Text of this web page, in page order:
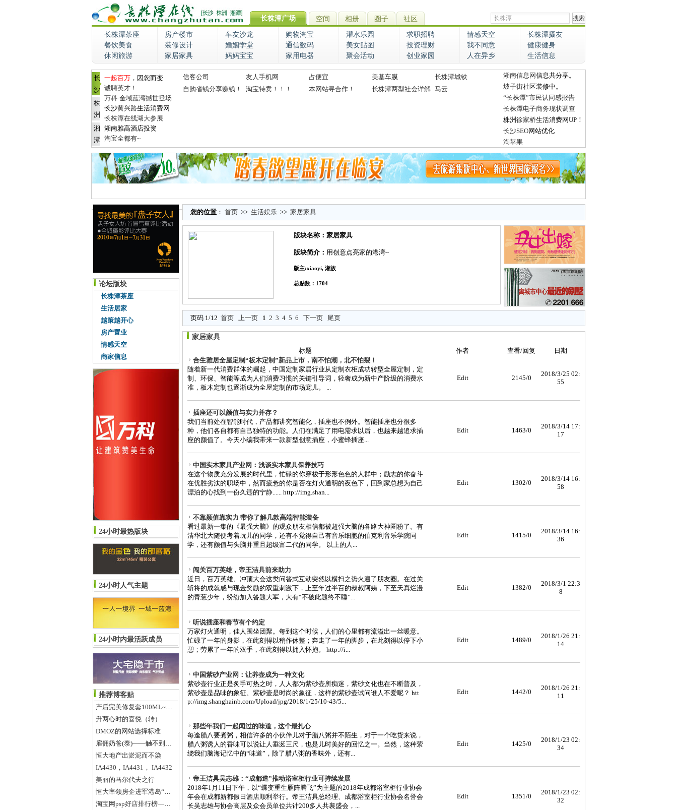
长株潭广场 空间 相册 圈子 社区
长株潭茶座 房产楼市 车友沙龙 购物淘宝 灌水乐园 求职招聘 情感天空
长株潭摄友
餐饮美食
装修设计 婚姻学堂 通信数码 美女贴图 投资理财 我不同意
健康健身
休闲旅游
家居家具 妈妈宝宝 家用电器 聚会活动 创业家园 人在异乡 生活信息
长
沙
株
洲
湘
潭
一起百万 ，因您而变
诚聘英才！
万科·金域蓝湾撼世登场
长沙黄兴路生活消费网
长株潭在线湖大参展
湖南雅高酒店投资
淘宝全都有~
信客公司 友人手机网 占便宜 美基车膜
长株潭城铁
自购省钱分享赚钱！
淘宝特卖！！！ 本网站寻合作！ 长株潭两型社会详解 马云
湖南信息网信息共分享。
坡子街社区装修中。
“长株潭”市民认同感报告
长株潭电子商务现状调查
株洲徐家桥生活消费网UP！
长沙SEO网站优化
淘苹果
论坛版块
长株潭茶座
生活居家
越策越开心
房产置业
情感天空
商家信息
24小时最热版块
24小时人气主题
24小时内最活跃成员
推荐博客贴
产后完美修复套100ML~消除妊娠纹，收紧肌肤，创造完美腹部
升两心时的喜悦（转）
DMOZ的网站选择标准
雇佣奶爸(泰)——触不到的爱情
恒大地产出淤泥而不染
IA4430，IA4431， IA4432
美丽的马尔代夫之行
恒大率领房企进军港岛“淘金”
淘宝网psp好店排行榜——小文：我体验的psp生活！
您的位置 ： 首页 >> 生活娱乐 >> 家居家具
版块名称：家居家具
版块简介： 用创意点亮家的港湾~
版主:xiaoyi, 湘族
总贴数：1704
页码 1/12 首页 上一页 1 2 3 4 5 6 下一页 尾页
家居家具
标题
作者 查看/回复
日期
合生雅居全屋定制“板木定制”新品上市，南不怕潮，北不怕裂！
随着新一代消费群体的崛起，中国定制家居行业从定制衣柜成功转型全屋定制，定
制、环保、智能等成为人们消费习惯的关键引导词，轻奢成为新中产阶级的消费水
准，板木定制也逐渐成为全屋定制的市场宠儿。 ...
Edit 2145/0
2018/3/25 02:
55
插座还可以颜值与实力并存？
我们当前处在智能时代，产品都讲究智能化，插座也不例外。智能插座也分很多
种，他们各自都有自己独特的功能。人们在满足了用电需求以后，也越来越追求插
座的颜值了。今天小编我带来一款新型创意插座，小蜜蜂插座...
Edit 1463/0
2018/3/14 17:
17
中国实木家具产业网：浅谈实木家具保养技巧
在这个物质充分发展的时代里，忙碌的你穿梭于形形色色的人群中；励志的你奋斗
在优胜劣汰的职场中，然而疲惫的你是否在灯火通明的夜色下，回到家总想为自己
漂泊的心找到一份久违的宁静...... http://img.shan...
Edit 1302/0
2018/3/14 16:
58
不靠颜值靠实力 带你了解几款高端智能装备
看过最新一集的《最强大脑》的观众朋友相信都被超强大脑的各路大神圈粉了。有
清华北大随便考着玩儿的同学，还有不觉得自己有音乐细胞的伯克利音乐学院同
学，还有颜值与头脑并重且超级富二代的同学。 以上的人...
Edit 1415/0
2018/3/14 16:
36
闯关百万英雄，帝王洁具前来助力
近日，百万英雄、冲顶大会这类问答式互动突然以横扫之势火遍了朋友圈。在过关
斩将的成就感与现金奖励的双重刺激下，上至年过半百的叔叔阿姨，下至天真烂漫
的青葱少年，纷纷加入答题大军，大有“不破此题终不睡”...
Edit 1382/0
2018/3/1 22:3
8
听说插座和春节有个约定
万家灯火通明，佳人围坐团聚。每到这个时候，人们的心里都有流溢出一丝暖意。
忙碌了一年的身影，在此刻得以稍作休整；奔走了一年的脚步，在此刻得以停下小
憩；劳累了一年的双手，在此刻得以拥入怀抱。 http://i...
Edit 1489/0
2018/1/26 21:
14
中国紫砂产业网：让养壶成为一种文化
紫砂壶行业正是炙手可热之时，人人都为紫砂壶所痴迷，紫砂文化也在不断普及，
紫砂壶是品味的象征、紫砂壶是时尚的象征，这样的紫砂壶试问谁人不爱呢？ htt
p://img.shanghainb.com/Upload/jpg/2018/1/25/10-43/5...
Edit 1442/0
2018/1/26 21:
11
那些年我们一起闻过的味道，这个最扎心
每逢腊八要煮粥，相信许多的小伙伴儿对于腊八粥并不陌生，对于一个吃货来说，
腊八粥诱人的香味可以说让人垂涎三尺，也是儿时美好的回忆之一。当然，这种萦
绕我们脑海记忆中的“味道”，除了腊八粥的香味外，还有...
Edit 1425/0
2018/1/23 02:
34
帝王洁具吴志雄：“成都造”推动浴室柜行业可持续发展
2018年1月11日下午，以“蝶变重生雁阵腾飞”为主题的2018年成都浴室柜行业协会
年会在成都新都假日酒店顺利举行。帝王洁具总经理、成都浴室柜行业协会名誉会
长吴志雄与协会高层及众会员单位共计200多人共襄盛会，...
Edit 1351/0
2018/1/23 02:
32